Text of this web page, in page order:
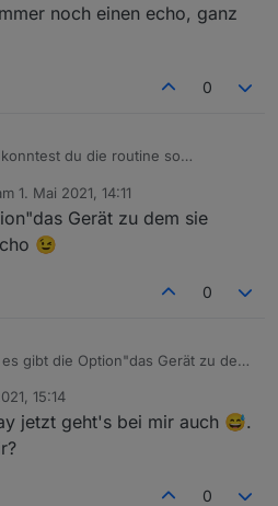
noch einen echo, ganz
0
konntest du die routine so
1. Mai 2021, 14:11
von
Gerät zu dem sie
😉
0
es gibt die Option"das Gerät zu dem
15:14
jetzt geht's bei mir auch 😅.
0